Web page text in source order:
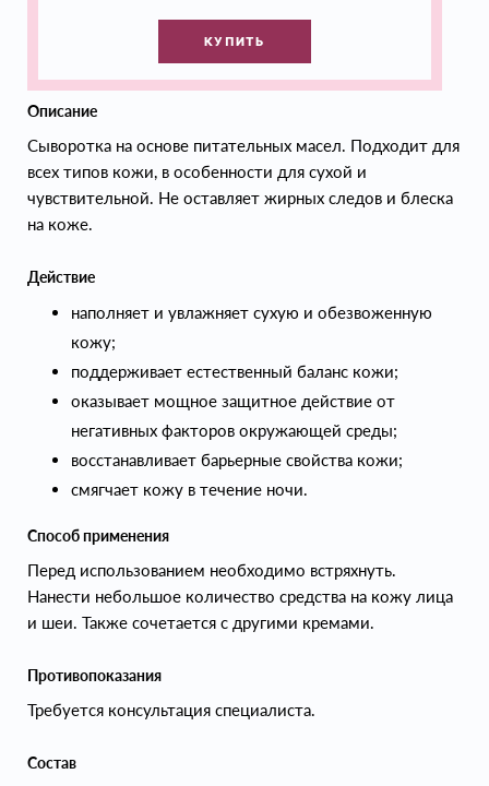
КУПИТЬ
Описание
Сыворотка на основе питательных масел. Подходит для
всех типов кожи, в особенности для сухой и
чувствительной. Не оставляет жирных следов и блеска
на коже.
Действие
наполняет и увлажняет сухую и обезвоженную
кожу;
поддерживает естественный баланс кожи;
оказывает мощное защитное действие от
негативных факторов окружающей среды;
восстанавливает барьерные свойства кожи;
смягчает кожу в течение ночи.
Способ применения
Перед использованием необходимо встряхнуть.
Нанести небольшое количество средства на кожу лица
и шеи. Также сочетается с другими кремами.
Противопоказания
Требуется консультация специалиста.
Состав